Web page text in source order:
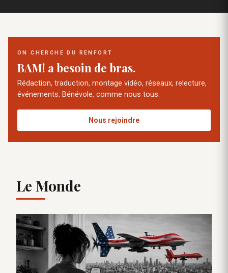
ON CHERCHE DU RENFORT
BAM! a besoin de bras.
Rédaction, traduction, montage vidéo, réseaux, relecture,
événements. Bénévole, comme nous tous.
Nous rejoindre
Le Monde